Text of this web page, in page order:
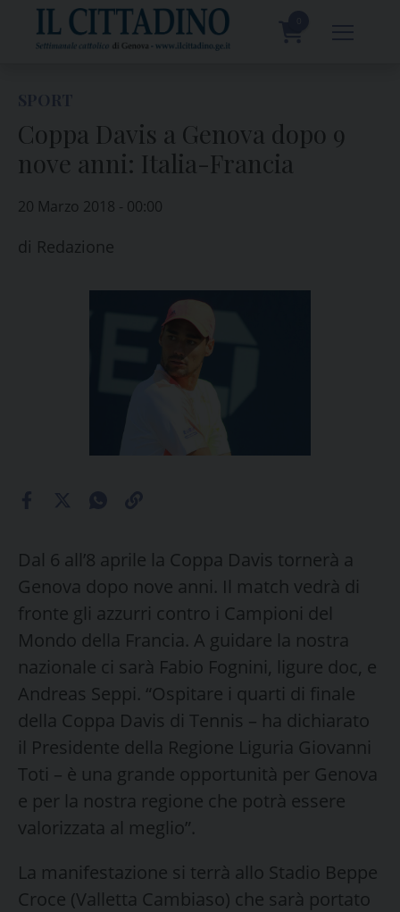
content
Coppa Davis a Genova dopo 9
nove anni: Italia-Francia
20 Marzo 2018 - 00:00
di Redazione
Dal 6 all’8 aprile la Coppa Davis tornerà a
Genova dopo nove anni. Il match vedrà di
fronte gli azzurri contro i Campioni del
Mondo della Francia. A guidare la nostra
nazionale ci sarà Fabio Fognini, ligure doc, e
Andreas Seppi. “Ospitare i quarti di finale
della Coppa Davis di Tennis – ha dichiarato
il Presidente della Regione Liguria Giovanni
Toti – è una grande opportunità per Genova
e per la nostra regione che potrà essere
valorizzata al meglio”.
La manifestazione si terrà allo Stadio Beppe
Croce (Valletta Cambiaso) che sarà portato